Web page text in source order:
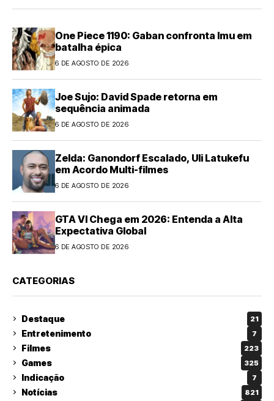
One Piece 1190: Gaban confronta Imu em
batalha épica
6 DE AGOSTO DE 2026
Joe Sujo: David Spade retorna em
sequência animada
6 DE AGOSTO DE 2026
Zelda: Ganondorf Escalado, Uli Latukefu
em Acordo Multi-filmes
6 DE AGOSTO DE 2026
GTA VI Chega em 2026: Entenda a Alta
Expectativa Global
6 DE AGOSTO DE 2026
CATEGORIAS
Destaque 21
Entretenimento 7
Filmes 223
Games 325
Indicação 7
Notícias 821